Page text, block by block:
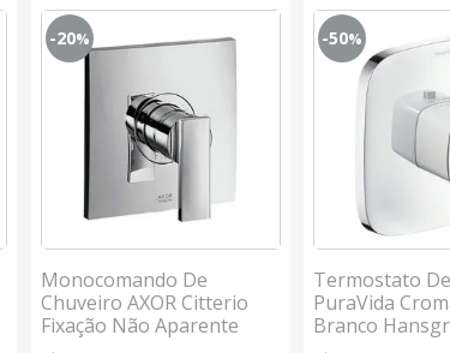
-20%
Monocomando De
Chuveiro AXOR Citterio
Fixação Não Aparente
-50%
Termostato
PuraVida
Branco